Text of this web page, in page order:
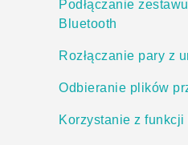
Podłączanie
Bluetooth
Rozłączanie pary z
Odbieranie plików
Korzystanie z funkcji